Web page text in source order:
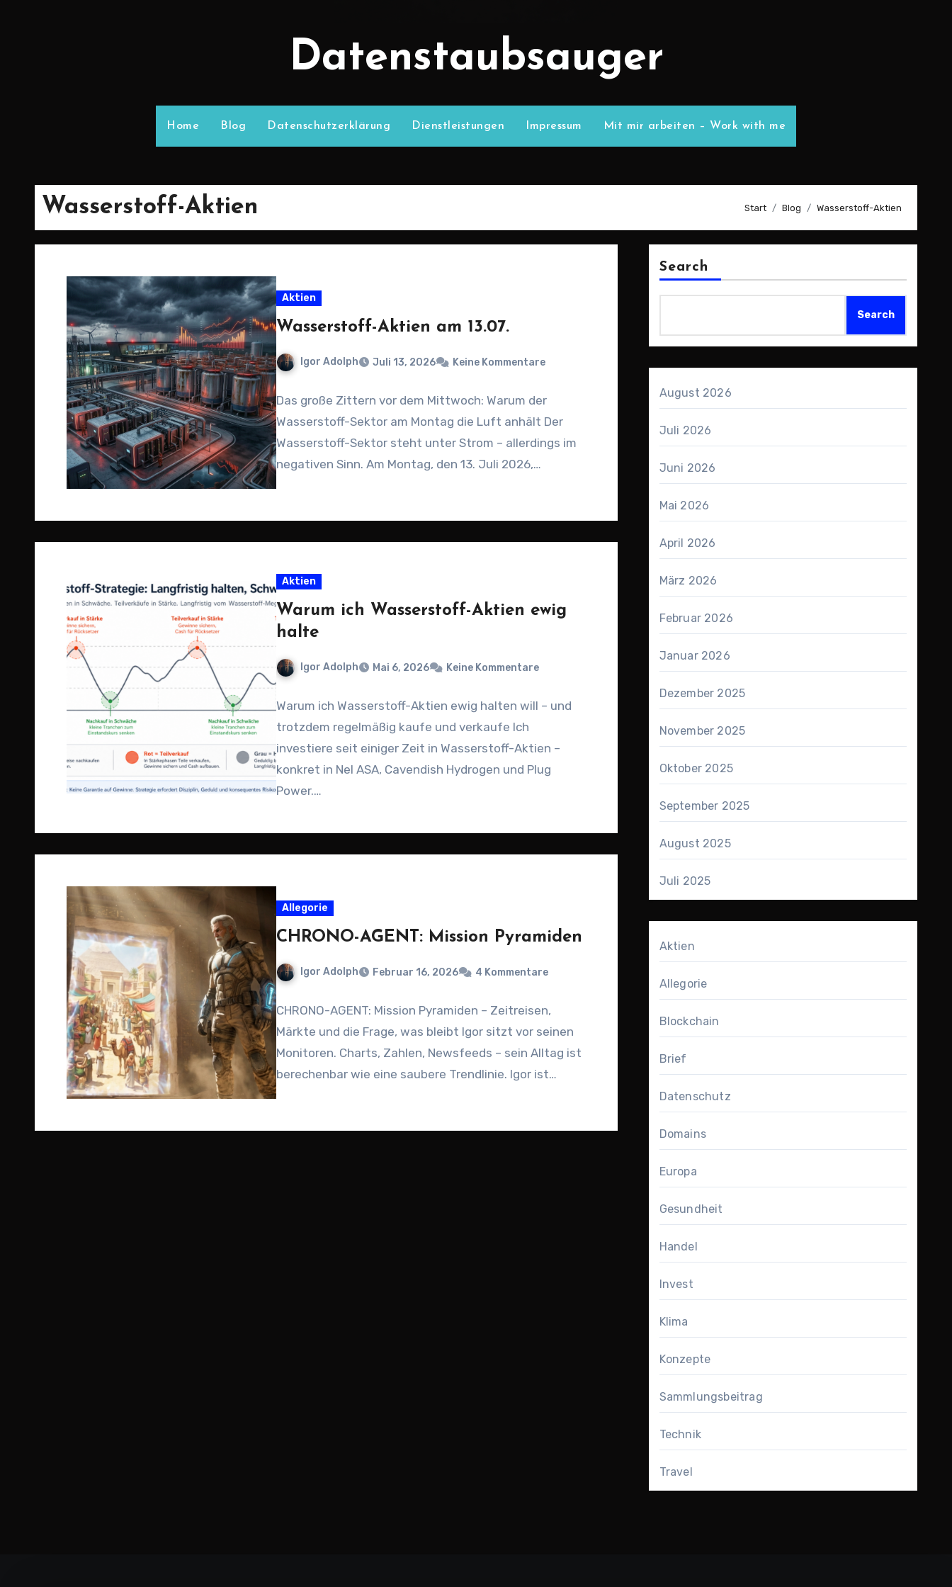
Datenstaubsauger
Home Blog Datenschutzerklärung Dienstleistungen Impressum Mit mir arbeiten – Work with me
Wasserstoff-Aktien Start Blog Wasserstoff-Aktien
Aktien
Wasserstoff-Aktien am 13.07.
Igor Adolph Juli 13, 2026 Keine Kommentare
Das große Zittern vor dem Mittwoch: Warum der
Wasserstoff-Sektor am Montag die Luft anhält Der
Wasserstoff-Sektor steht unter Strom – allerdings im
negativen Sinn. Am Montag, den 13. Juli 2026,…
Aktien
Warum ich Wasserstoff-Aktien ewig
halte
Igor Adolph Mai 6, 2026 Keine Kommentare
Warum ich Wasserstoff-Aktien ewig halten will – und
trotzdem regelmäßig kaufe und verkaufe Ich
investiere seit einiger Zeit in Wasserstoff-Aktien –
konkret in Nel ASA, Cavendish Hydrogen und Plug
Power.…
Allegorie
CHRONO-AGENT: Mission Pyramiden
Igor Adolph Februar 16, 2026 4 Kommentare
CHRONO-AGENT: Mission Pyramiden – Zeitreisen,
Märkte und die Frage, was bleibt Igor sitzt vor seinen
Monitoren. Charts, Zahlen, Newsfeeds – sein Alltag ist
berechenbar wie eine saubere Trendlinie. Igor ist…
Search
Search
August 2026
Juli 2026
Juni 2026
Mai 2026
April 2026
März 2026
Februar 2026
Januar 2026
Dezember 2025
November 2025
Oktober 2025
September 2025
August 2025
Juli 2025
Aktien
Allegorie
Blockchain
Brief
Datenschutz
Domains
Europa
Gesundheit
Handel
Invest
Klima
Konzepte
Sammlungsbeitrag
Technik
Travel